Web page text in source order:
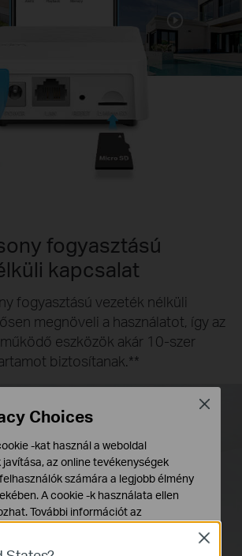
fogyasztású
kapcsalat
fogyasztású vezeték nélküli
megnöveli a használatot, így az
eszközök akár 10-szer
biztosítanak.**
Close
Choices
-kat használ a weboldal
az online tevékenységek
számára a legjobb élmény
A cookie -k használata ellen
További információt az
Close